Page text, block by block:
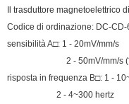
Il trasduttore magnetoelettrico
Codice di ordinazione: DC-CD-
sensibilità A□: 1 - 20mV/mm/s
2 - 50mV/mm/s
risposta in frequenza B□: 1 -
2 - 4~300 hertz